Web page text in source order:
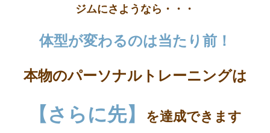
ジムにさようなら・・・
体型が変わるのは当たり前！
本物のパーソナルトレーニングは
【さらに先】 を達成できます